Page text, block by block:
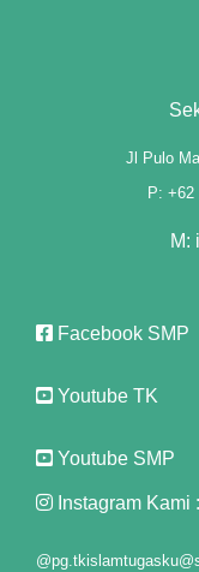
Jl Pulo
P: +62
M:
Facebook SMP
Youtube TK
Youtube SMP
Instagram Kami :
@pg.tkislamtugasku